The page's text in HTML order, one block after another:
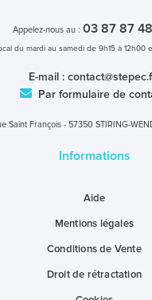
Appelez-nous au : 03 87 87
du mardi au samedi de 9h15 à 12h00
E-mail :
Par formulaire de
Saint François - 57350 STIRING-
Informations
Aide
Mentions légales
Conditions de Vente
Droit de rétractation